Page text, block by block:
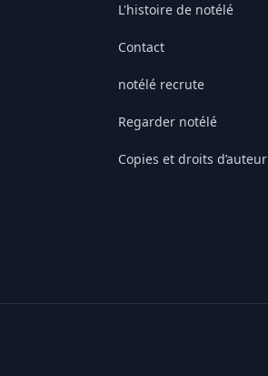
L'histoire de notélé
Contact
notélé recrute
Regarder notélé
Copies et droits d’auteur